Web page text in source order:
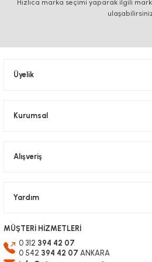
Ürün açıklamasında eksik bilgiler
Ürün fiyatı diğer sitelerden daha pahalı.
Hızlıca marka seçimi yaparak ilgili
Üyelik
Kurumsal
Alışveriş
Yardım
MÜŞTERİ HİZMETLERİ
0 312 394 42 07
0 542 394 42 07 ANKARA